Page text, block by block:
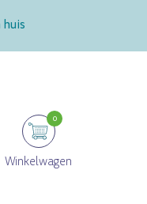
Winkelwagen
0